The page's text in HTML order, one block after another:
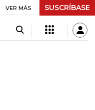
UVR $ 416,91 +$ 0,05 +0,01%
VER MÁS SUSCRÍBASE